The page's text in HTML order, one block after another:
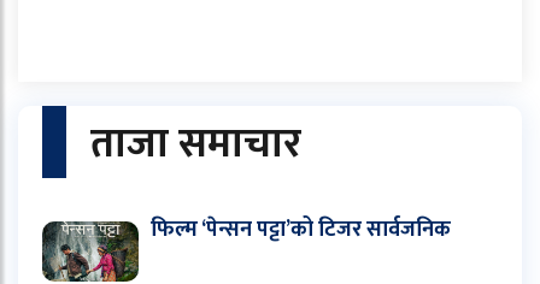
ताजा समाचार
फिल्म ‘पेन्सन पट्टा’को टिजर सार्वजनिक